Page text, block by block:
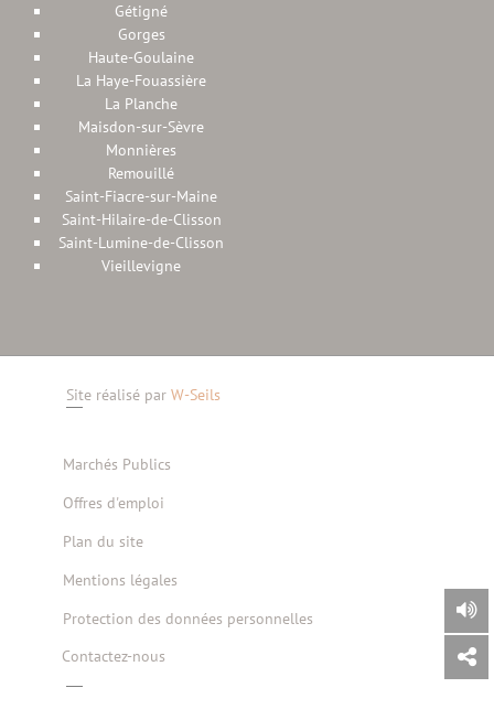
Gétigné
Gorges
Haute-Goulaine
La Haye-Fouassière
La Planche
Maisdon-sur-Sèvre
Monnières
Remouillé
Saint-Fiacre-sur-Maine
Saint-Hilaire-de-Clisson
Saint-Lumine-de-Clisson
Vieillevigne
Site réalisé par W-Seils
Marchés Publics
Offres d'emploi
Plan du site
Mentions légales
Protection des données personnelles
Contactez-nous